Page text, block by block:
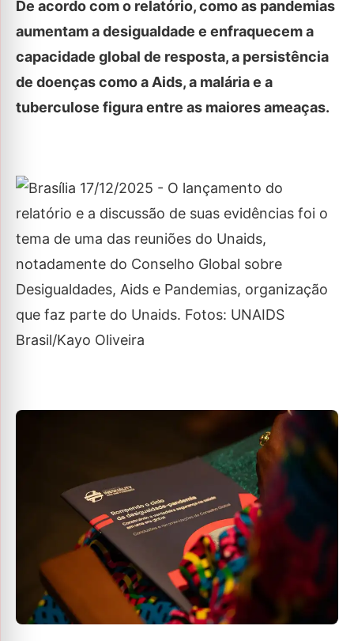
De acordo com o relatório, como as pandemias
aumentam a desigualdade e enfraquecem a
capacidade global de resposta, a persistência
de doenças como a Aids, a malária e a
tuberculose figura entre as maiores ameaças.